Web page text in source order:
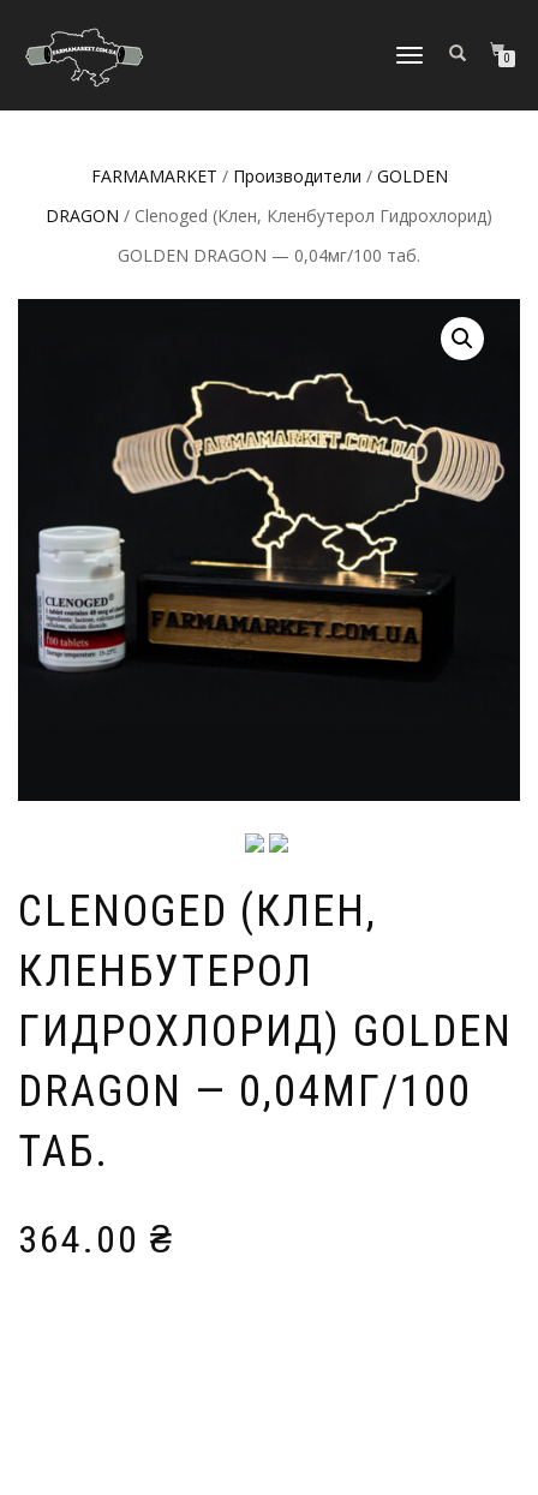
ПЕРЕКЛЮЧИТЬ
0
FARMAMARKET / Производители / GOLDEN
DRAGON / Clenoged (Клен, Кленбутерол Гидрохлорид)
GOLDEN DRAGON — 0,04мг/100 таб.
CLENOGED (КЛЕН,
КЛЕНБУТЕРОЛ
ГИДРОХЛОРИД) GOLDEN
DRAGON — 0,04МГ/100
ТАБ.
364.00 ₴